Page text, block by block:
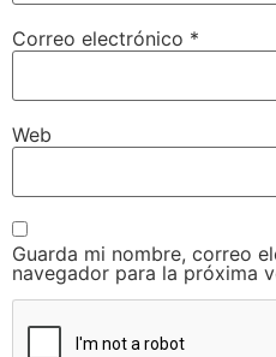
Correo electrónico *
Web
Guarda mi nombre, correo
navegador para la próxima